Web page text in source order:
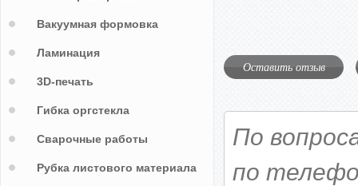
Оставить отзыв
По
по
Вакуумная формовка
Ламинация
3D-печать
Гибка оргстекла
Сварочные работы
Рубка листового материала